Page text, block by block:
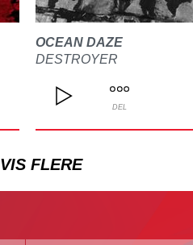
OCEAN DAZE
DESTROYER
DEL
VIS FLERE